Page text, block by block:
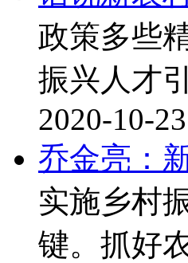
政策多些
振兴人才
2020-10-
乔金亮：
实施乡村
键。抓好